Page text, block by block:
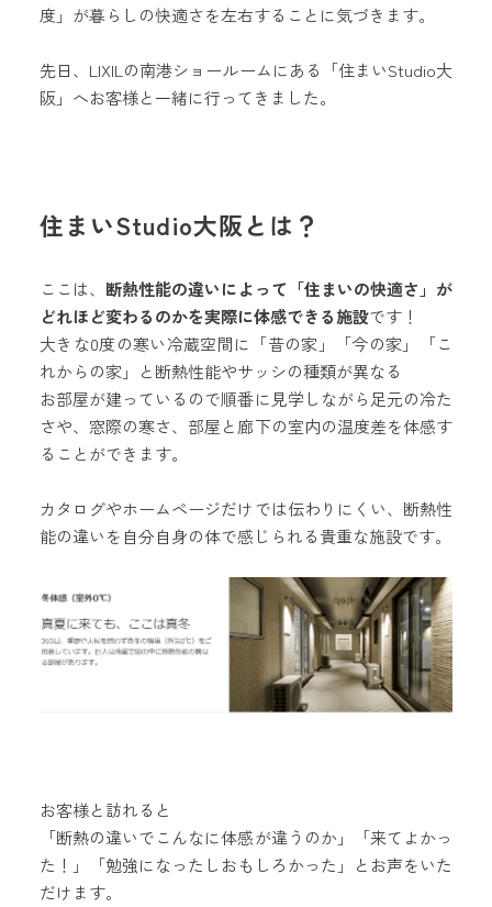
度」が暮らしの快適さを左右することに気づきます。
先日、LIXILの南港ショールームにある「住まいStudio大
阪」へお客様と一緒に行ってきました。
住まいStudio大阪とは？
ここは、 断熱性能の違いによって「住まいの快適さ」が
どれほど変わるのかを実際に体感できる施設です！
大きな0度の寒い冷蔵空間に「昔の家」「今の家」「こ
れからの家」と断熱性能やサッシの種類が異なる
お部屋が建っているので順番に見学しながら足元の冷た
さや、窓際の寒さ、部屋と廊下の室内の温度差を体感す
ることができます。
カタログやホームページだけでは伝わりにくい、断熱性
能の違いを自分自身の体で感じられる貴重な施設です。
お客様と訪れると
「断熱の違いでこんなに体感が違うのか」「来てよかっ
た！」「勉強になったしおもしろかった」とお声をいた
だけます。